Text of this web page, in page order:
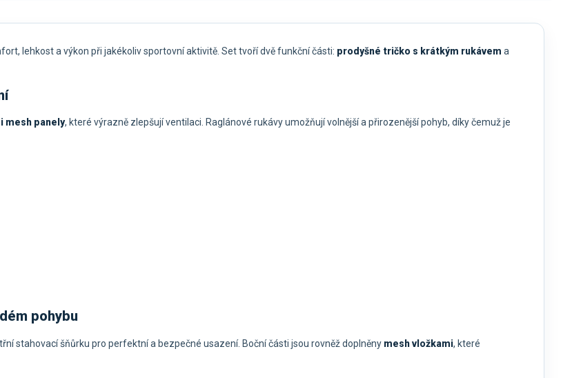
lehkost a výkon při jakékoliv sportovní aktivitě. Set tvoří dvě funkční části: prodyšné tričko s krátkým rukávem a
mesh panely, které výrazně zlepšují ventilaci. Raglánové rukávy umožňují volnější a přirozenější pohyb, díky čemuž je
pohybu
stahovací šňůrku pro perfektní a bezpečné usazení. Boční části jsou rovněž doplněny mesh vložkami, které